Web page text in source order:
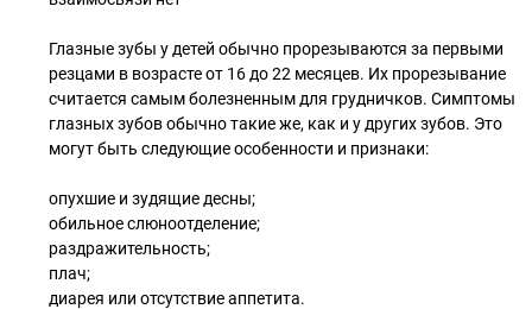
Глазные зубы у детей обычно прорезываются за первыми
резцами в возрасте от 16 до 22 месяцев. Их прорезывание
считается самым болезненным для грудничков. Симптомы
глазных зубов обычно такие же, как и у других зубов. Это
могут быть следующие особенности и признаки:
опухшие и зудящие десны;
обильное слюноотделение;
раздражительность;
плач;
диарея или отсутствие аппетита.